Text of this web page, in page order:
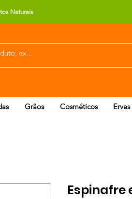
Naturais
Grãos Cosméticos
Espinafre